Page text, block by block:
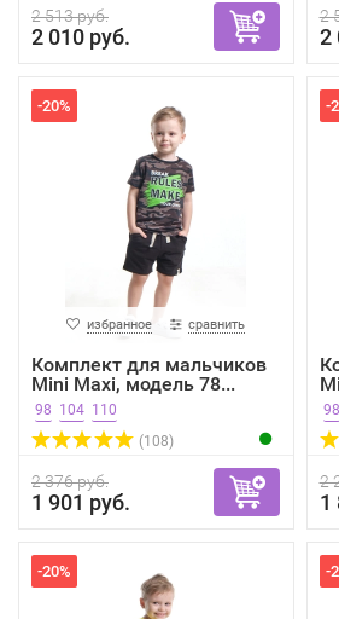
2 513 руб.
2 010 руб.
2
2
-20%
избранное сравнить
Комплект для мальчиков
Mini Maxi, модель 78...
98 104 110
(108)
2 376 руб.
1 901 руб.
-
98
2
1
-20% -